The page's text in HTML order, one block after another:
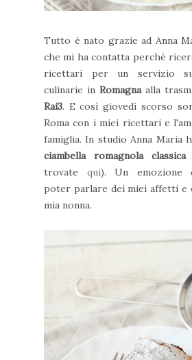
Tutto è nato grazie ad Anna
che mi ha contatta perché
ricettari per un servizio
culinarie inRomagnaalla
Rai3. E così giovedì scorso
Roma con i miei ricettari e
famiglia. In studio Anna Maria
ciambella romagnola classica
trovate qui). Un emozione
poter parlare dei miei affetti e
mia nonna.